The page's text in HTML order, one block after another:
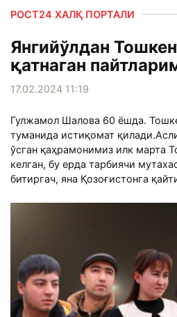
РОСТ24 ХАЛҚ ПОРТАЛИ
Янгийўлдан
қатнаган
17.02.2024 11:19
Гулжамол Шалова 60 ёшда.
туманида истиқомат
ўсган қаҳрамонимиз илк марта
келган, бу ерда тарбиячи
битиргач, яна Қозоғистонга